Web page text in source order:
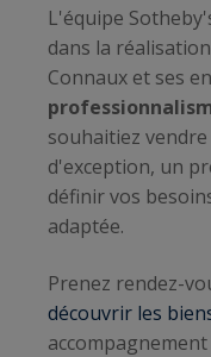
L'équipe
dans la
Connaux et ses
souhaitiez
d'exception, un
définir vos
adaptée.
Prenez rendez-
découvrir les